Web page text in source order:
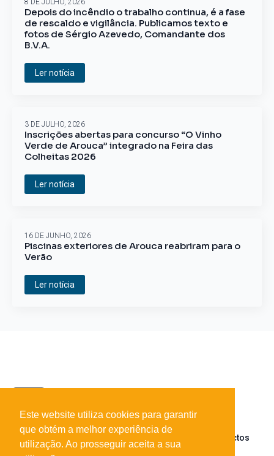
Depois do incêndio o trabalho continua, é a fase
de rescaldo e vigilância. Publicamos texto e
fotos de Sérgio Azevedo, Comandante dos
B.V.A.
8 DE JULHO, 2026
Ler notícia
Inscrições abertas para concurso “O Vinho
Verde de Arouca” integrado na Feira das
Colheitas 2026
3 DE JULHO, 2026
Ler notícia
Piscinas exteriores de Arouca reabriram para o
Verão
16 DE JUNHO, 2026
Ler notícia
Contactos
Este website utiliza cookies para garantir
que obtém a melhor experiência de
utilização. Ao prosseguir aceita a sua